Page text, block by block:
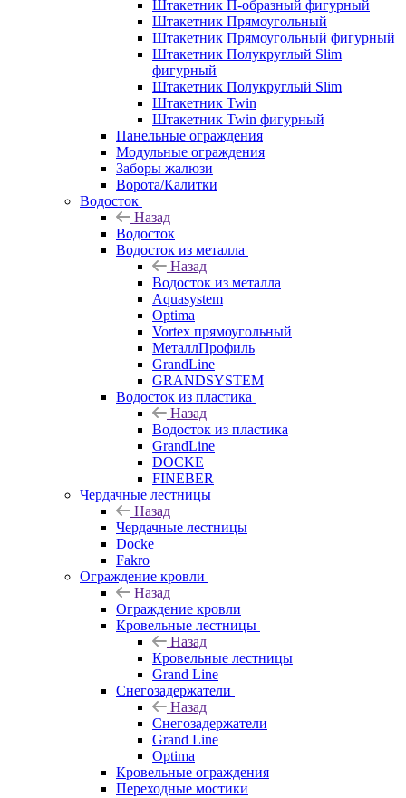
Штакетник П-образный фигурный
Штакетник Прямоугольный
Штакетник Прямоугольный фигурный
Штакетник Полукруглый Slim
фигурный
Штакетник Полукруглый Slim
Штакетник Twin
Штакетник Twin фигурный
Панельные ограждения
Модульные ограждения
Заборы жалюзи
Ворота/Калитки
Водосток
Назад
Водосток
Водосток из металла
Назад
Водосток из металла
Aquasystem
Optima
Vortex прямоугольный
МеталлПрофиль
GrandLine
GRANDSYSTEM
Водосток из пластика
Назад
Водосток из пластика
GrandLine
DOCKE
FINEBER
Чердачные лестницы
Назад
Чердачные лестницы
Docke
Fakro
Ограждение кровли
Назад
Ограждение кровли
Кровельные лестницы
Назад
Кровельные лестницы
Grand Line
Снегозадержатели
Назад
Снегозадержатели
Grand Line
Optima
Кровельные ограждения
Переходные мостики